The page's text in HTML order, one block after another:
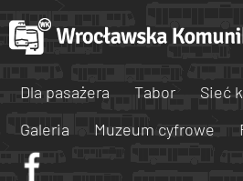
Dla pasażera Tabor
Sieć
Galeria
Muzeum cyfrowe